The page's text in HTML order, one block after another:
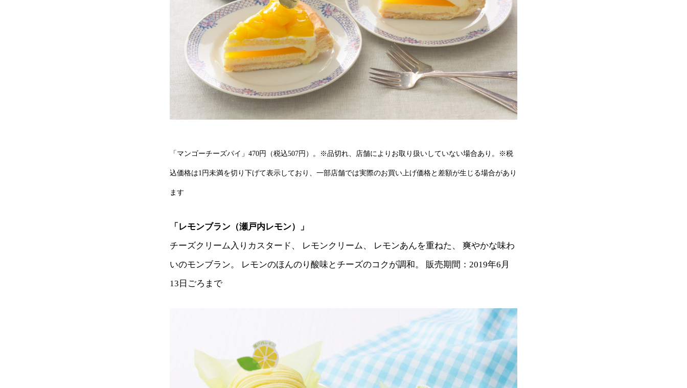
「マンゴーチーズパイ」470円（税込507円）。※品切れ、店舗によりお取り扱いしていない場合あり。※税
込価格は1円未満を切り下げて表示しており、一部店舗では実際のお買い上げ価格と差額が生じる場合があり
ます
「レモンブラン（瀬戸内レモン）」
チーズクリーム入りカスタード、 レモンクリーム、 レモンあんを重ねた、 爽やかな味わ
いのモンブラン。 レモンのほんのり酸味とチーズのコクが調和。 販売期間：2019年6月
13日ごろまで